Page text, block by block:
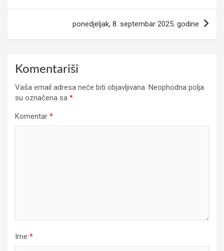
ponedjeljak, 8. septembar 2025. godine
Komentariši
Vaša email adresa neće biti objavljivana. Neophodna polja
su označena sa *
Komentar *
Ime *